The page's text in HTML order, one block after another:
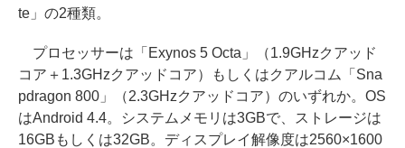
te」の2種類。
プロセッサーは「Exynos 5 Octa」（1.9GHzクアッド
コア＋1.3GHzクアッドコア）もしくはクアルコム「Sna
pdragon 800」（2.3GHzクアッドコア）のいずれか。OS
はAndroid 4.4。システムメモリは3GBで、ストレージは
16GBもしくは32GB。ディスプレイ解像度は2560×1600